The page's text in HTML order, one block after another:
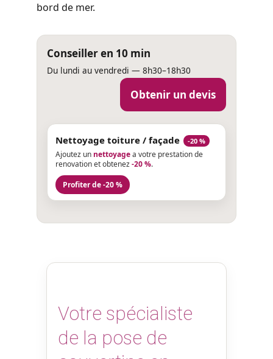
bord de mer.
Conseiller en 10 min
Du lundi au vendredi — 8h30–18h30
Obtenir un devis
Nettoyage toiture / façade -20 %
Ajoutez un nettoyagea votre prestation de
renovation et obtenez-20 %.
Profiter de -20 %
Votre spécialiste
de la pose de